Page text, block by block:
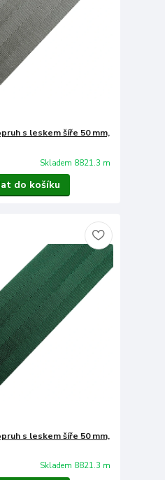
s leskem šíře 50 mm,
Skladem 8821.3 m
do košíku
s leskem šíře 50 mm,
Skladem 8821.3 m